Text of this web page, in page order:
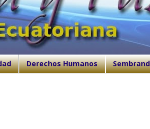
Derechos Humanos